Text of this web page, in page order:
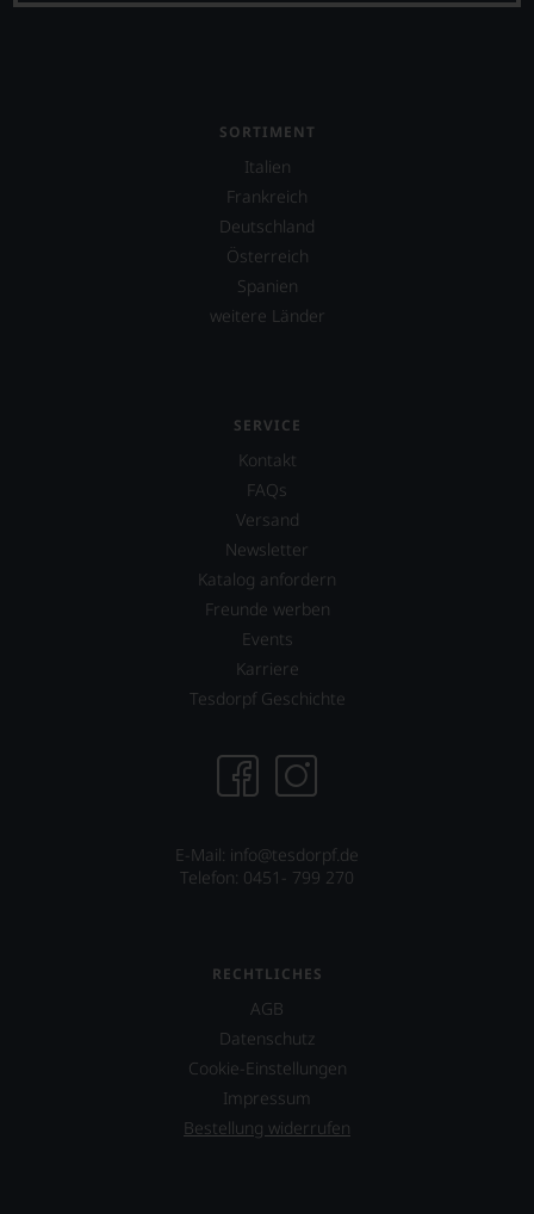
SORTIMENT
Italien
Frankreich
Deutschland
Österreich
Spanien
weitere Länder
SERVICE
Kontakt
FAQs
Versand
Newsletter
Katalog anfordern
Freunde werben
Events
Karriere
Tesdorpf Geschichte
E-Mail: info@tesdorpf.de
Telefon: 0451- 799 270
RECHTLICHES
AGB
Datenschutz
Cookie-Einstellungen
Impressum
Bestellung widerrufen